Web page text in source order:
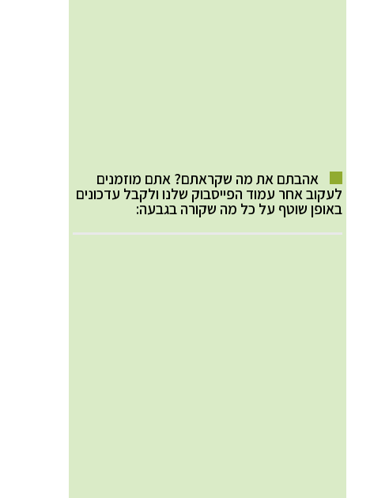
אהבתם את מה שקראתם? אתם מוזמנים
לעקוב אחר עמוד הפייסבוק שלנו ולקבל עדכונים
באופן שוטף על כל מה שקורה בגבעה: